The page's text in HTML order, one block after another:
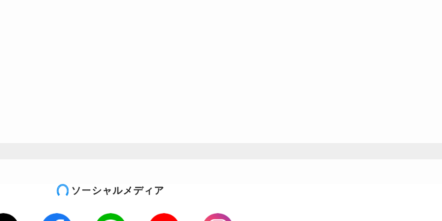
ソーシャルメディア